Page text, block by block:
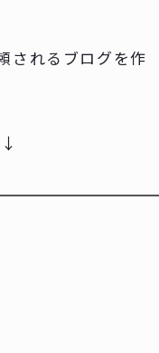
されるブログを作